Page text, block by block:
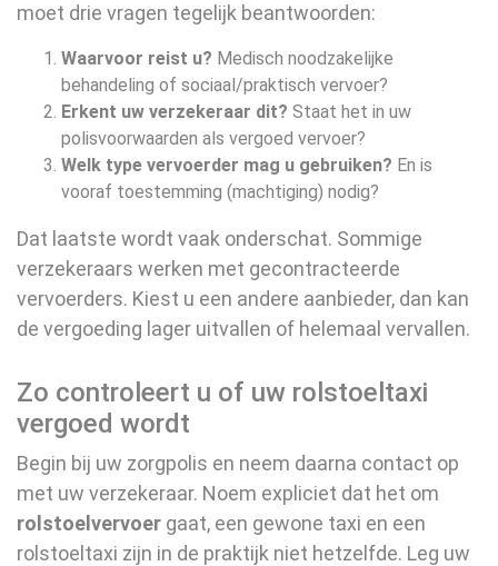
moet drie vragen tegelijk beantwoorden:
Waarvoor reist u? Medisch noodzakelijke
behandeling of sociaal/praktisch vervoer?
Erkent uw verzekeraar dit? Staat het in uw
polisvoorwaarden als vergoed vervoer?
Welk type vervoerder mag u gebruiken? En is
vooraf toestemming (machtiging) nodig?
Dat laatste wordt vaak onderschat. Sommige
verzekeraars werken met gecontracteerde
vervoerders. Kiest u een andere aanbieder, dan kan
de vergoeding lager uitvallen of helemaal vervallen.
Zo controleert u of uw rolstoeltaxi
vergoed wordt
Begin bij uw zorgpolis en neem daarna contact op
met uw verzekeraar. Noem expliciet dat het om
rolstoelvervoer gaat, een gewone taxi en een
rolstoeltaxi zijn in de praktijk niet hetzelfde. Leg uw